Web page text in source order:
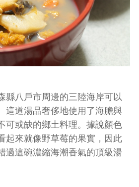
縣八戶市周邊的三陸海岸可以
這道湯品奢侈地使用了海膽與
可或缺的鄉土料理。據說顏色
起來就像野草莓的果實，因此
過這碗濃縮海潮香氣的頂級湯